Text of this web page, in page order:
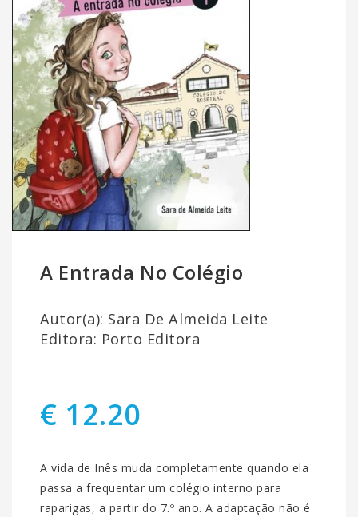
A Entrada No Colégio
Autor(a): Sara De Almeida Leite
Editora: Porto Editora
€ 12.20
A vida de Inês muda completamente quando ela
passa a frequentar um colégio interno para
raparigas, a partir do 7.º ano. A adaptação não é